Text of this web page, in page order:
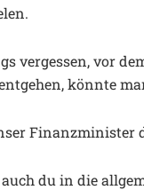
vergessen, vor
könnte
Finanzminister
du in die